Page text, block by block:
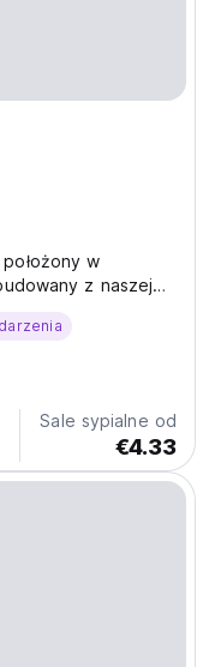
w
z naszej
i przyjaznego
Sale sypialne od
€4.33